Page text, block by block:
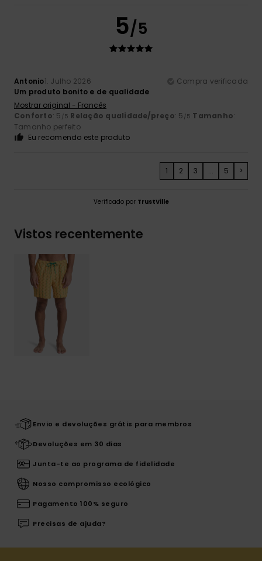
5/5
Antonio1. Julho 2026
Compra verificada
Um produto bonito e de qualidade
Mostrar original - Francês
Conforto: 5 /5 Relação qualidade/preço: 5 /5 Tamanho:
Tamanho perfeito
Eu recomendo este produto
1 2 3 ... 5 >
Verificado por TrustVille
Vistos recentemente
Envio e devoluções grátis para membros
Devoluções em 30 dias
Junta-te ao programa de fidelidade
Nosso compromisso ecológico
Pagamento 100% seguro
Precisas de ajuda?